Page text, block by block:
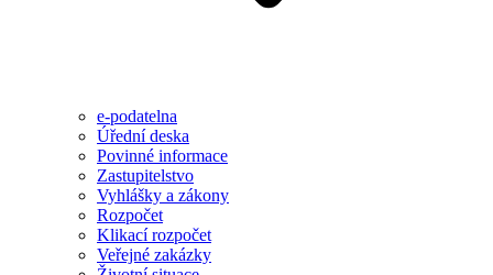
e-podatelna
Úřední deska
Povinné informace
Zastupitelstvo
Vyhlášky a zákony
Rozpočet
Klikací rozpočet
Veřejné zakázky